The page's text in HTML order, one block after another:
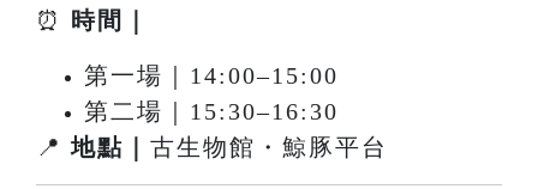
⏰ 時間｜
第一場｜14:00–15:00
第二場｜15:30–16:30
📍地點｜ 古生物館・鯨豚平台